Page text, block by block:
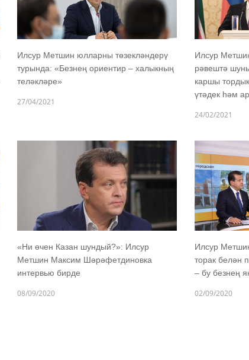
Илсур Метшин юлларны төзекләндерү
турында: «Безнең ориентир – халыкның
теләкләре»
27/04/2021
Илсур
рәвештә
каршы
үтәдек һәм
24/02/2021
«Ни өчен Казан шундый?»: Илсур
Метшин Максим Шәрәфетдиновка
интервью бирде
08/09/2020
Илсур
торак белән
– бу безнең
02/09/2020